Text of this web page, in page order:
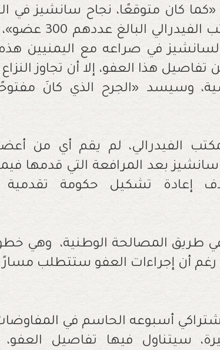
كان متوقعًا، نجاح سانشيز في
على دعم معظم أعضاء المكتب
لسانشيز في صراعه مع اليمنيين هذه
هذا العفو، إلا أن تجاوز
وسيسد «الجرح الذي كانَ
الفيدرالي، لم يقم أي من
بعد المرافعة التي قدمها
إعادة تشكيل حكومة تقدمية
طريق المصالحة الوطنية، وهي
رغم أن إجراءات العفو ستتطلب
أسبوعه الحاسم في
سيتناول فيها تفاصيل